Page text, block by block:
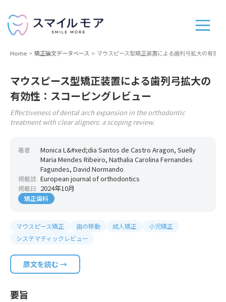
Home 矯正論文データベース マウスピース型矯正装置による歯列弓拡大の有効
マウスピース型矯正装置による歯列弓拡大の
有効性：スコーピングレビュー
Effectiveness of dental arch expansion in the orthodontic
treatment with clear aligners: a scoping review.
著者
Monica L&#xed;dia Santos de Castro Aragon, Suelly
Maria Mendes Ribeiro, Nathalia Carolina Fernandes
Fagundes, David Normando
掲載誌 European journal of orthodontics
掲載日 2024年10月
矯正歯科
マウスピース矯正 歯の移動 成人矯正
小児矯正
システマティックレビュー
原文を読む →
要旨